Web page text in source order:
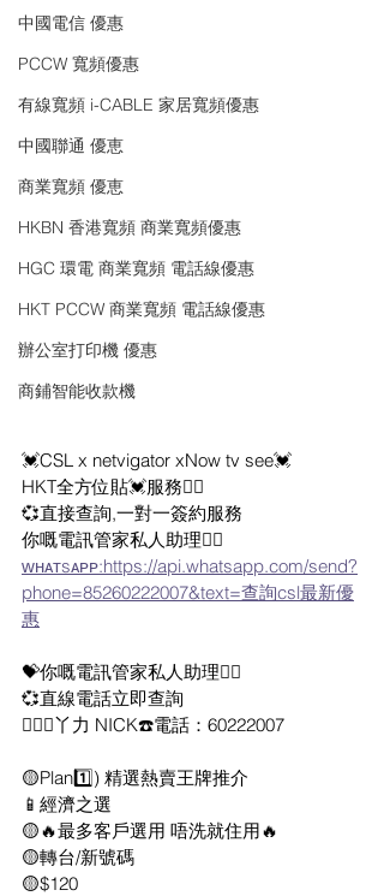
中國電信 優惠
PCCW 寬頻優惠
有線寬頻 i-CABLE 家居寬頻優惠
中國聯通 優恵
商業寬頻 優恵
HKBN 香港寬頻 商業寬頻優惠
HGC 環電 商業寬頻 電話線優惠
HKT PCCW 商業寬頻 電話線優惠
辦公室打印機 優惠
商鋪智能收款機
💓CSL x netvigator xNow tv see💓
HKT全方位貼💓服務👍🏻
💞直接查詢,一對一簽約服務
你嘅電訊管家私人助理👍🏻
ᴡʜᴀᴛsᴀᴘᴘ:https://api.whatsapp.com/send?
phone=85260222007&text=查詢csl最新優
惠
💝你嘅電訊管家私人助理👍🏻
💞直線電話立即查詢
🙇🏻‍♂️丫力 NICK☎️電話：60222007
🟡Plan1️⃣) 精選熱賣王牌推介
📱經濟之選
🟡🔥最多客戶選用 唔洗就住用🔥
🟡轉台/新號碼
🟡$120